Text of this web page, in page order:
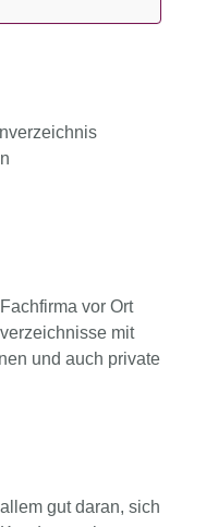
vor Ort
mit
und auch private
gut daran, sich